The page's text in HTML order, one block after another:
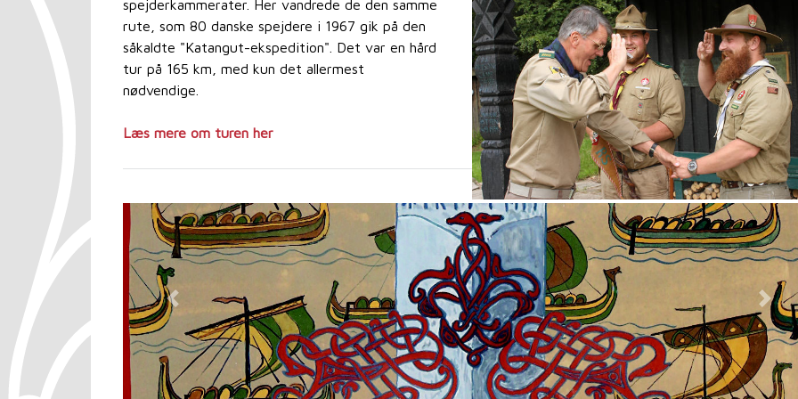
spejderkammerater. Her vandrede de den samme
rute, som 80 danske spejdere i 1967 gik på den
såkaldte "Katangut-ekspedition". Det var en hård
tur på 165 km, med kun det allermest
nødvendige.
Læs mere om turen her
Previous